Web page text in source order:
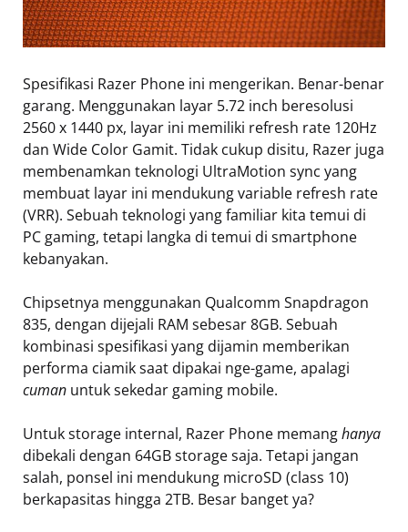
Spesifikasi Razer Phone ini mengerikan. Benar-benar
garang. Menggunakan layar 5.72 inch beresolusi
2560 x 1440 px, layar ini memiliki refresh rate 120Hz
dan Wide Color Gamit. Tidak cukup disitu, Razer juga
membenamkan teknologi UltraMotion sync yang
membuat layar ini mendukung variable refresh rate
(VRR). Sebuah teknologi yang familiar kita temui di
PC gaming, tetapi langka di temui di smartphone
kebanyakan.
Chipsetnya menggunakan Qualcomm Snapdragon
835, dengan dijejali RAM sebesar 8GB. Sebuah
kombinasi spesifikasi yang dijamin memberikan
performa ciamik saat dipakai nge-game, apalagi
cuman untuk sekedar gaming mobile.
Untuk storage internal, Razer Phone memanghanya
dibekali dengan 64GB storage saja. Tetapi jangan
salah, ponsel ini mendukung microSD (class 10)
berkapasitas hingga 2TB. Besar banget ya?